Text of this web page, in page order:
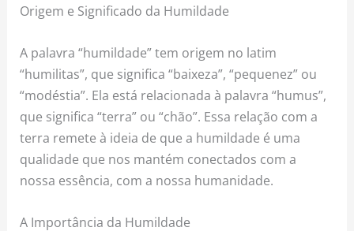
Origem e Significado da Humildade
A palavra “humildade” tem origem no latim
“humilitas”, que significa “baixeza”, “pequenez” ou
“modéstia”. Ela está relacionada à palavra “humus”,
que significa “terra” ou “chão”. Essa relação com a
terra remete à ideia de que a humildade é uma
qualidade que nos mantém conectados com a
nossa essência, com a nossa humanidade.
A Importância da Humildade